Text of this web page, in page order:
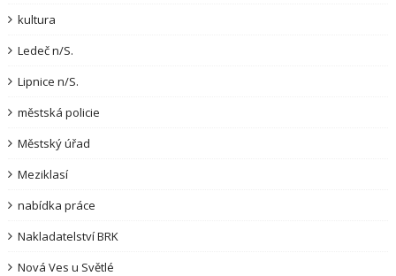
kultura
Ledeč n/S.
Lipnice n/S.
městská policie
Městský úřad
Meziklasí
nabídka práce
Nakladatelství BRK
Nová Ves u Světlé